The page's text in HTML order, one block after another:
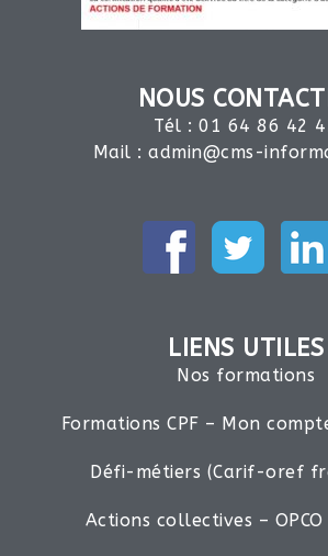
NOUS
Tél : 01 64 86 42
Mail :admin@cms-
LIENS UTILES
Nos formations
Formations CPF – Mon
Défi-métiers (Carif-oref
Actions collectives – OPCO